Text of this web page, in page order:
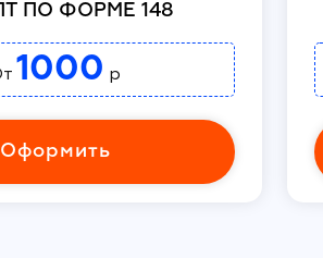
ПО ФОРМЕ 148
1000 р
Оформить